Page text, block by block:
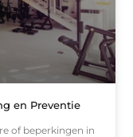
en Preventie
of beperkingen in